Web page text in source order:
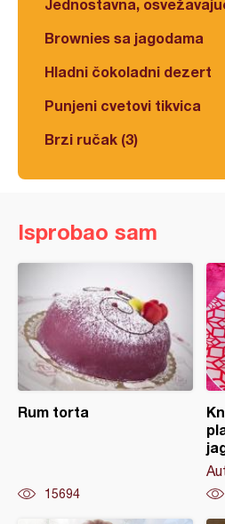
Jednostavna,
Brownies sa jagodama
Hladni čokoladni dezert
Punjeni cvetovi tikvica
Brzi ručak (3)
Isprobao sam
Rum torta
15694